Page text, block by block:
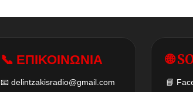
📞 ΕΠΙΚΟΙΝΩΝΙΑ
📧delintzakisradio@gmail.com
🌐
📘